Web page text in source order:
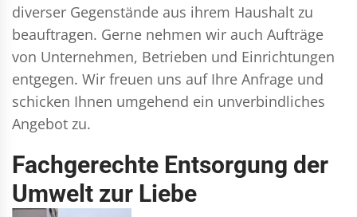
diverser Gegenstände aus ihrem Haushalt zu
beauftragen. Gerne nehmen wir auch Aufträge
von Unternehmen, Betrieben und Einrichtungen
entgegen. Wir freuen uns auf Ihre Anfrage und
schicken Ihnen umgehend ein unverbindliches
Angebot zu.
Fachgerechte Entsorgung der
Umwelt zur Liebe